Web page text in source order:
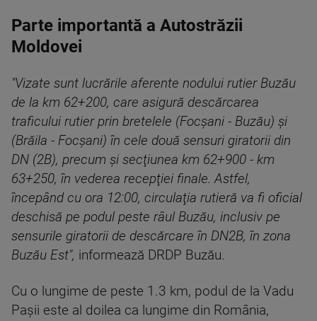
Parte importantă a Autostrăzii
Moldovei
"Vizate sunt lucrările aferente nodului rutier Buzău
de la km 62+200, care asigură descărcarea
traficului rutier prin bretelele (Focşani - Buzău) şi
(Brăila - Focşani) în cele două sensuri giratorii din
DN (2B), precum şi secţiunea km 62+900 - km
63+250, în vederea recepţiei finale. Astfel,
începând cu ora 12:00, circulaţia rutieră va fi oficial
deschisă pe podul peste râul Buzău, inclusiv pe
sensurile giratorii de descărcare în DN2B, în zona
Buzău Est", informează DRDP Buzău.
Cu o lungime de peste 1.3 km, podul de la Vadu
Paşii este al doilea ca lungime din România,